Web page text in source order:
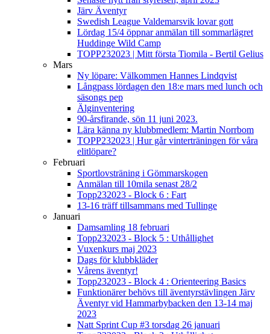
Järv Äventyr
Swedish League Valdemarsvik lovar gott
Lördag 15/4 öppnar anmälan till sommarlägret
Huddinge Wild Camp
TOPP232023 | Mitt första Tiomila - Bertil Gelius
Mars
Ny löpare: Välkommen Hannes Lindqvist
Långpass lördagen den 18:e mars med lunch och
säsongs pep
Älginventering
90-årsfirande, sön 11 juni 2023.
Lära känna ny klubbmedlem: Martin Norrbom
TOPP232023 | Hur går vinterträningen för våra
elitlöpare?
Februari
Sportlovsträning i Gömmarskogen
Anmälan till 10mila senast 28/2
Topp232023 - Block 6 : Fart
13-16 träff tillsammans med Tullinge
Januari
Damsamling 18 februari
Topp232023 - Block 5 : Uthållighet
Vuxenkurs maj 2023
Dags för klubbkläder
Vårens äventyr!
Topp232023 - Block 4 : Orienteering Basics
Funktionärer behövs till äventyrstävlingen Järv
Äventyr vid Hammarbybacken den 13-14 maj
2023
Natt Sprint Cup #3 torsdag 26 januari